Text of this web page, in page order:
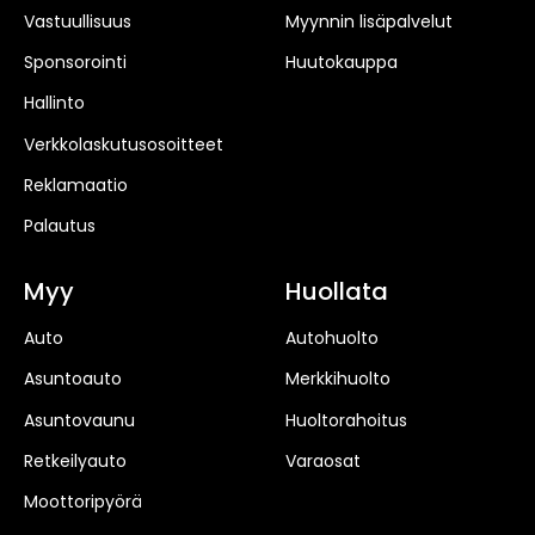
Vastuullisuus
Sponsorointi
Hallinto
Verkkolaskutusosoitteet
Reklamaatio
Palautus
Myynnin lisäpalvelut
Huutokauppa
Myy
Auto
Asuntoauto
Asuntovaunu
Retkeilyauto
Moottoripyörä
Huollata
Autohuolto
Merkkihuolto
Huoltorahoitus
Varaosat